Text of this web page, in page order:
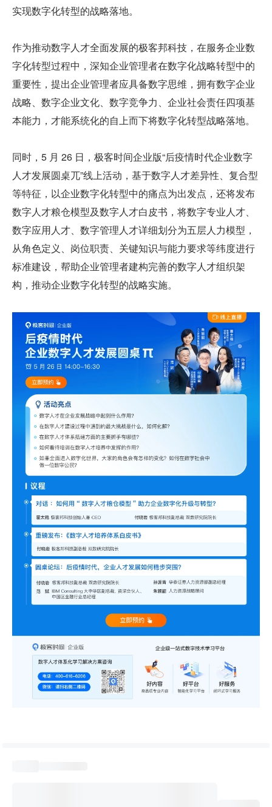
实现数字化转型的战略落地。
作为推动数字人才全面发展的极客邦科技，在服务企业数
字化转型过程中，深知企业管理者在数字化战略转型中的
重要性，提出企业管理者应具备数字思维，拥有数字企业
战略、数字企业文化、数字竞争力、企业社会责任四项基
本能力，才能系统化的自上而下将数字化转型战略落地。
同时，5 月 26 日，极客时间企业版“后疫情时代企业数字
人才发展圆桌兀”线上活动，基于数字人才差异性、复合型
等特征，以企业数字化转型中的痛点为出发点，还将发布
数字人才粮仓模型及数字人才白皮书，将数字专业人才、
数字应用人才、数字管理人才详细划分为五层人力模型，
从角色定义、岗位职责、关键知识与能力要求等纬度进行
标准建设，帮助企业管理者建构完善的数字人才组织架
构，推动企业数字化转型的战略实施。